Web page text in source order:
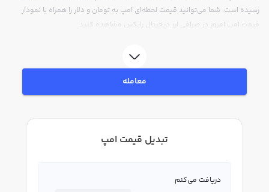
رسیده است. شما می‌توانید قیمت لحظه‌ای امپ به تومان و دلار را همراه با نمودار
قیمت امپ امروز در صرافی ارز دیجیتال رابکس مشاهده کنید.
معامله
تبدیل قیمت امپ
دریافت می‌کنم